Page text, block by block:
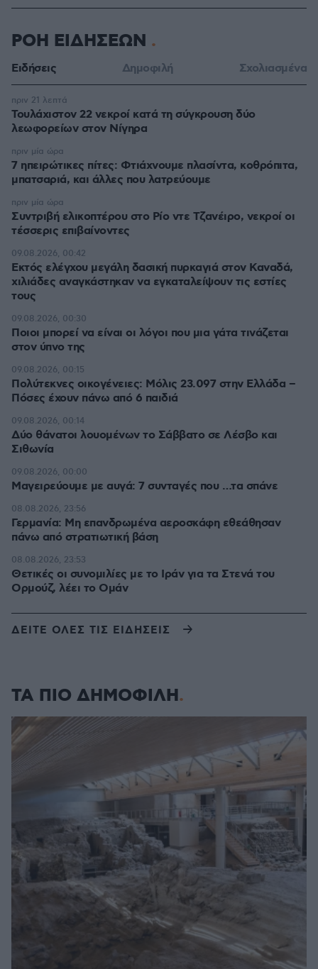
ΡΟΗ ΕΙΔΗΣΕΩΝ
Ειδήσεις Δημοφιλή Σχολιασμένα
Τουλάχιστον 22 νεκροί κατά τη σύγκρουση δύο
λεωφορείων στον Νίγηρα
πριν 21 λεπτά
7 ηπειρώτικες πίτες: Φτιάχνουμε πλασίντα, κοθρόπιτα,
μπατσαριά, και άλλες που λατρεύουμε
πριν μία ώρα
Συντριβή ελικοπτέρου στο Ρίο ντε Τζανέιρο, νεκροί οι
τέσσερις επιβαίνοντες
πριν μία ώρα
Εκτός ελέγχου μεγάλη δασική πυρκαγιά στον Καναδά,
χιλιάδες αναγκάστηκαν να εγκαταλείψουν τις εστίες
τους
09.08.2026, 00:42
Ποιοι μπορεί να είναι οι λόγοι που μια γάτα τινάζεται
στον ύπνο της
09.08.2026, 00:30
Πολύτεκνες οικογένειες: Μόλις 23.097 στην Ελλάδα –
Πόσες έχουν πάνω από 6 παιδιά
09.08.2026, 00:15
Δύο θάνατοι λουομένων το Σάββατο σε Λέσβο και
Σιθωνία
09.08.2026, 00:14
Μαγειρεύουμε με αυγά: 7 συνταγές που …τα σπάνε
09.08.2026, 00:00
Γερμανία: Μη επανδρωμένα αεροσκάφη εθεάθησαν
πάνω από στρατιωτική βάση
08.08.2026, 23:56
Θετικές οι συνομιλίες με το Ιράν για τα Στενά του
Ορμούζ, λέει το Ομάν
08.08.2026, 23:53
ΔΕΙΤΕ ΟΛΕΣ ΤΙΣ ΕΙΔΗΣΕΙΣ
ΤΑ ΠΙΟ ΔΗΜΟΦΙΛΗ